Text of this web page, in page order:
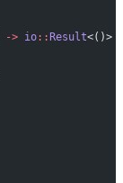
-> io::Result<()>